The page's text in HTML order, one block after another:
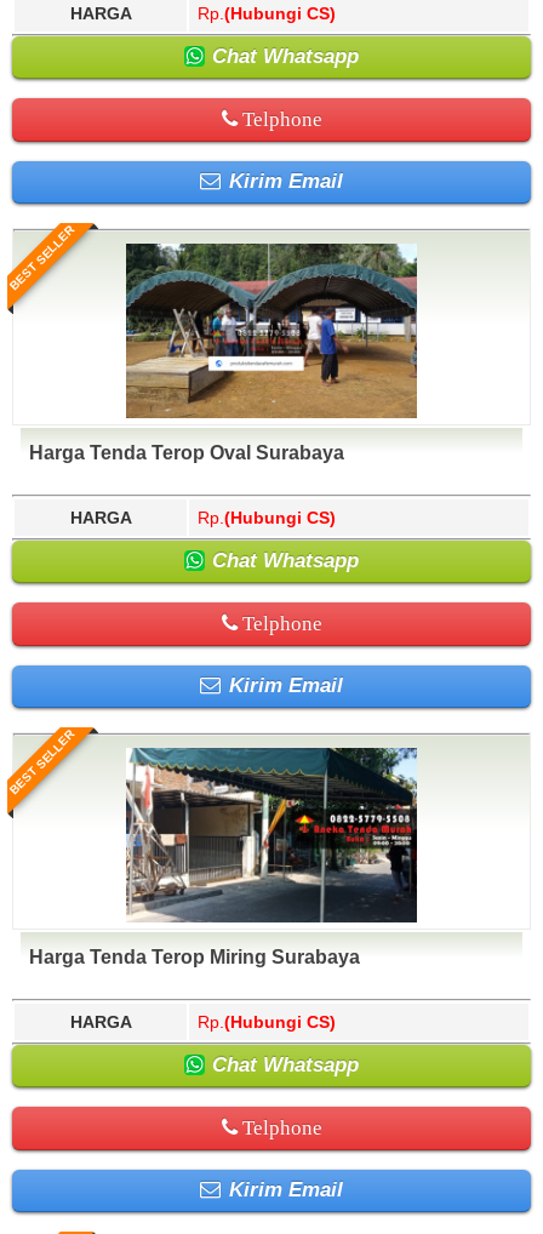
HARGA Rp. (Hubungi CS)
Chat Whatsapp
Telphone
Kirim Email
BEST SELLER
Harga Tenda Terop Oval Surabaya
HARGA Rp. (Hubungi CS)
Chat Whatsapp
Telphone
Kirim Email
BEST SELLER
Harga Tenda Terop Miring Surabaya
HARGA Rp. (Hubungi CS)
Chat Whatsapp
Telphone
Kirim Email